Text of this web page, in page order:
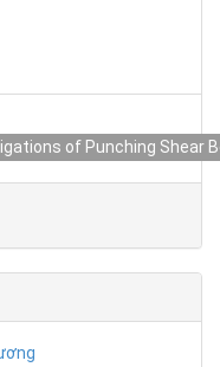
of Punching Shear